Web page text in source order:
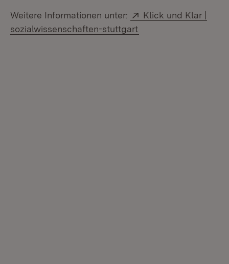
Weitere Informationen unter: Extern:
Klick und Klar |
sozialwissenschaften-stuttgart